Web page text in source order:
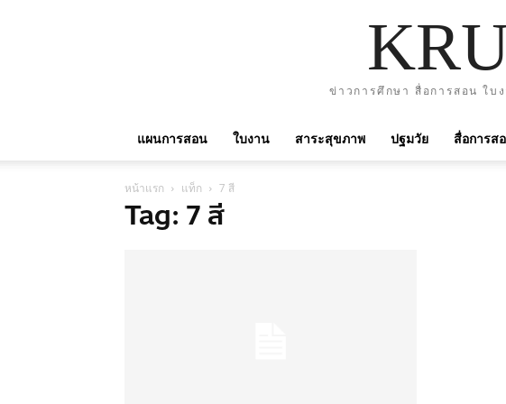
ข่าวการศึกษา สื่อการสอน ใบ
แผนการสอน ใบงาน สาระสุขภาพ ปฐมวัย สื่อการส
หน้าแรก แท็ก 7 สี
Tag: 7 สี